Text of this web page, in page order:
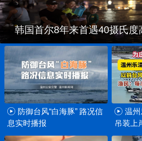
韩国首尔8年来首遇40摄氏度
防御台风“白海豚” 路况信
息实时播报
温
吊装上